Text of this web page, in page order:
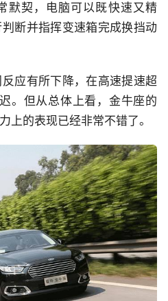
默契，电脑可以既快速又精
断并指挥变速箱完成换挡动
应有所下降，在高速提速超
。但从总体上看，金牛座的
上的表现已经非常不错了。